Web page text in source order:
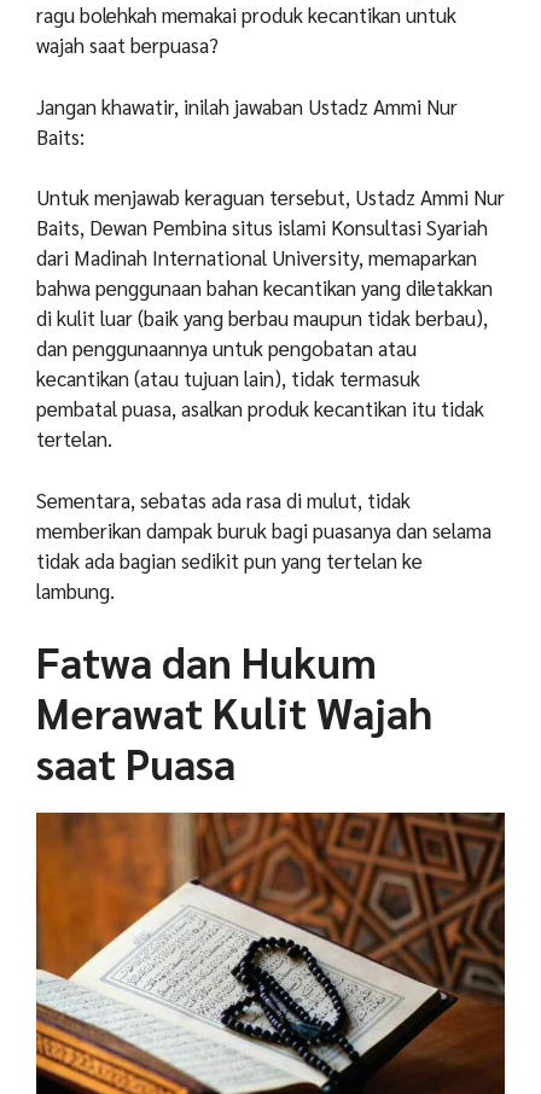
ragu bolehkah memakai produk kecantikan untuk
wajah saat berpuasa?
Jangan khawatir, inilah jawaban Ustadz Ammi Nur
Baits:
Untuk menjawab keraguan tersebut, Ustadz Ammi Nur
Baits, Dewan Pembina situs islami Konsultasi Syariah
dari Madinah International University, memaparkan
bahwa penggunaan bahan kecantikan yang diletakkan
di kulit luar (baik yang berbau maupun tidak berbau),
dan penggunaannya untuk pengobatan atau
kecantikan (atau tujuan lain), tidak termasuk
pembatal puasa, asalkan produk kecantikan itu tidak
tertelan.
Sementara, sebatas ada rasa di mulut, tidak
memberikan dampak buruk bagi puasanya dan selama
tidak ada bagian sedikit pun yang tertelan ke
lambung.
Fatwa dan Hukum
Merawat Kulit Wajah
saat Puasa